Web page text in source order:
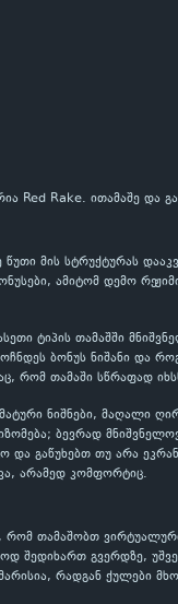
Red Rake. ითამაშე და
მის სტრუქტურას
ამიტომ დემო
ტიპის თამაშში
ბონუს ნიშანი და
რომ თამაში სწრაფად
ნიშნები, მაღალი
ბევრად
გაწუხებთ თუ არა
არამედ კომფორტიც.
რომ თამაშობთ
შედიხართ გვერდზე,
რადგან ქულები